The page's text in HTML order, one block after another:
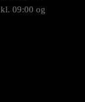
09:00 og